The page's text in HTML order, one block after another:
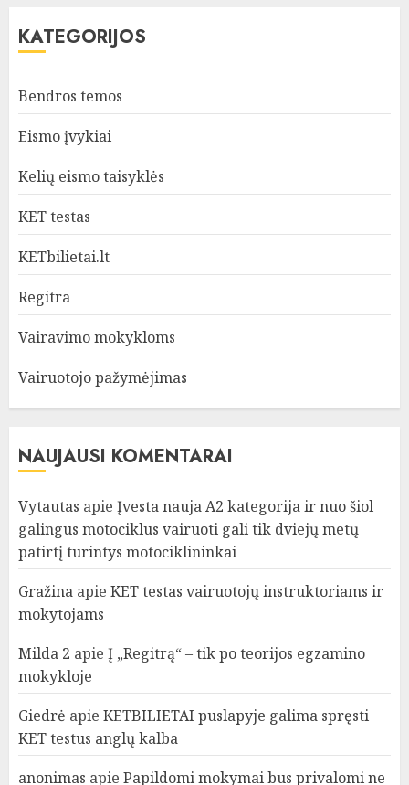
KATEGORIJOS
Bendros temos
Eismo įvykiai
Kelių eismo taisyklės
KET testas
KETbilietai.lt
Regitra
Vairavimo mokykloms
Vairuotojo pažymėjimas
NAUJAUSI KOMENTARAI
Vytautas apie Įvesta nauja A2 kategorija ir nuo šiol
galingus motociklus vairuoti gali tik dviejų metų
patirtį turintys motociklininkai
Gražina apie KET testas vairuotojų instruktoriams ir
mokytojams
Milda 2 apie Į „Regitrą“ – tik po teorijos egzamino
mokykloje
Giedrė apie KETBILIETAI puslapyje galima spręsti
KET testus anglų kalba
anonimas apie Papildomi mokymai bus privalomi ne